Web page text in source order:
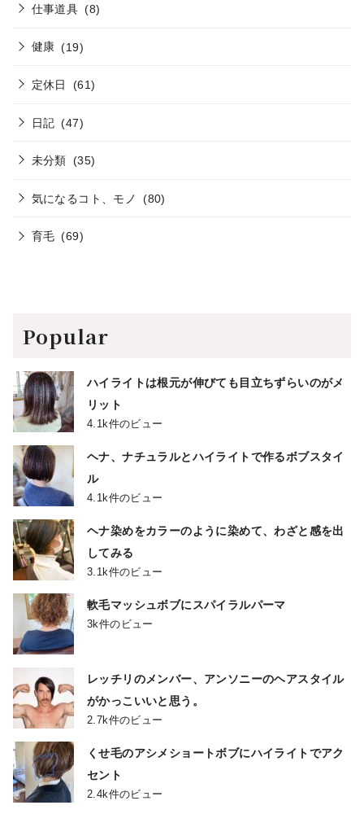
仕事道具 (8)
健康 (19)
定休日 (61)
日記 (47)
未分類 (35)
気になるコト、モノ (80)
育毛 (69)
Popular
ハイライトは根元が伸びても目立ちずらいのがメ
リット
4.1k件のビュー
ヘナ、ナチュラルとハイライトで作るボブスタイ
ル
4.1k件のビュー
ヘナ染めをカラーのように染めて、わざと感を出
してみる
3.1k件のビュー
軟毛マッシュボブにスパイラルパーマ
3k件のビュー
レッチリのメンバー、アンソニーのヘアスタイル
がかっこいいと思う。
2.7k件のビュー
くせ毛のアシメショートボブにハイライトでアク
セント
2.4k件のビュー